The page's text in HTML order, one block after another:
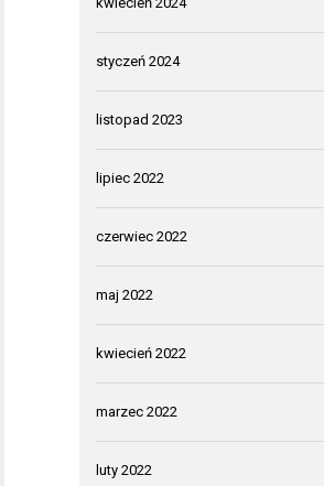
styczeń 2024
listopad 2023
lipiec 2022
czerwiec 2022
maj 2022
kwiecień 2022
marzec 2022
luty 2022